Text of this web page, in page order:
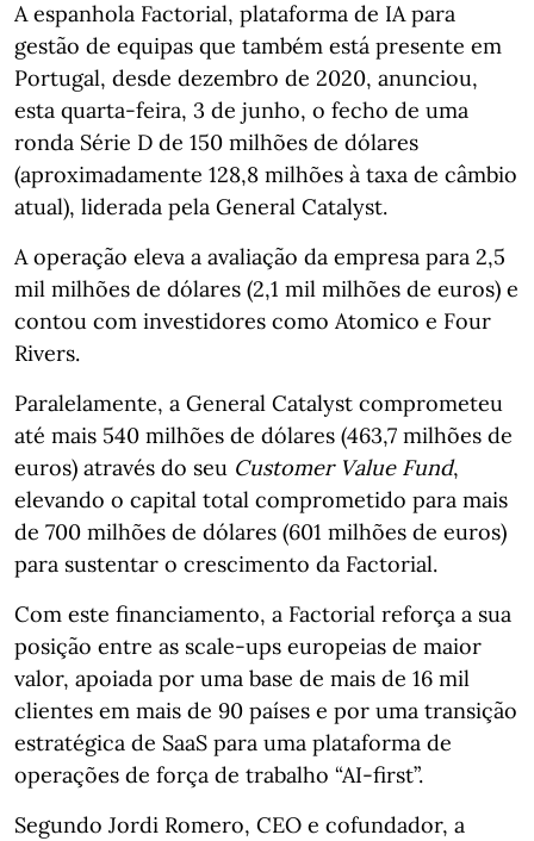
A espanhola Factorial, plataforma de IA para
gestão de equipas que também está presente em
Portugal, desde dezembro de 2020, anunciou,
esta quarta-feira, 3 de junho, o fecho de uma
ronda Série D de 150 milhões de dólares
(aproximadamente 128,8 milhões à taxa de câmbio
atual), liderada pela General Catalyst.
A operação eleva a avaliação da empresa para 2,5
mil milhões de dólares (2,1 mil milhões de euros) e
contou com investidores como Atomico e Four
Rivers.
Paralelamente, a General Catalyst comprometeu
até mais 540 milhões de dólares (463,7 milhões de
euros) através do seu Customer Value Fund,
elevando o capital total comprometido para mais
de 700 milhões de dólares (601 milhões de euros)
para sustentar o crescimento da Factorial.
Com este financiamento, a Factorial reforça a sua
posição entre as scale‑ups europeias de maior
valor, apoiada por uma base de mais de 16 mil
clientes em mais de 90 países e por uma transição
estratégica de SaaS para uma plataforma de
operações de força de trabalho “AI‑first”.
Segundo Jordi Romero, CEO e cofundador, a